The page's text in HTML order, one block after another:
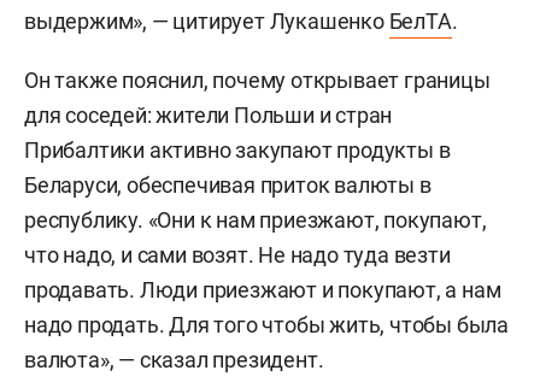
выдержим», — цитирует Лукашенко БелТА.
Он также пояснил, почему открывает границы
для соседей: жители Польши и стран
Прибалтики активно закупают продукты в
Беларуси, обеспечивая приток валюты в
республику. «Они к нам приезжают, покупают,
что надо, и сами возят. Не надо туда везти
продавать. Люди приезжают и покупают, а нам
надо продать. Для того чтобы жить, чтобы была
валюта», — сказал президент.